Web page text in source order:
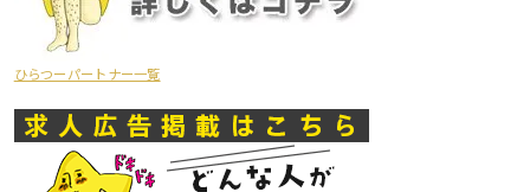
ひらつーパートナー一覧